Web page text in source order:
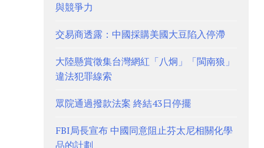
與競爭力
交易商透露：中國採購美國大豆陷入停滯
大陸懸賞徵集台灣網紅「八炯」「閩南狼」
違法犯罪線索
眾院通過撥款法案 終結43日停擺
FBI局長宣布 中國同意阻止芬太尼相關化學
品的計劃